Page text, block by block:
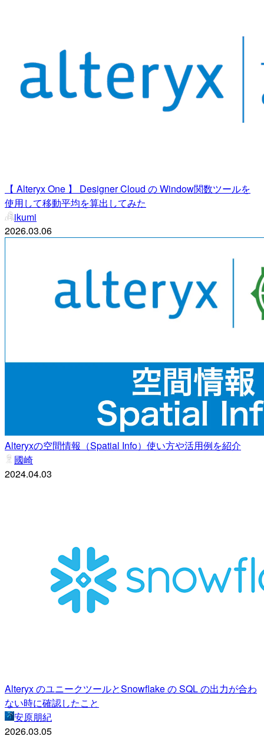
【 Alteryx One 】 Designer Cloud の Window関数ツールを
使用して移動平均を算出してみた
ikumi
2026.03.06
Alteryxの空間情報（Spatial Info）使い方や活用例を紹介
國崎
2024.04.03
Alteryx のユニークツールとSnowflake の SQL の出力が合わ
ない時に確認したこと
安原朋紀
2026.03.05